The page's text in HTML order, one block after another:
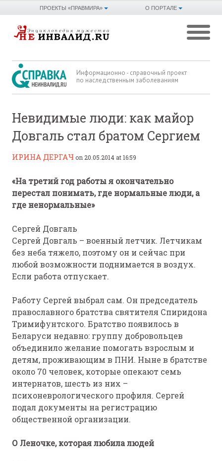
О ПОРТАЛЕ
ПРОЕКТЫ «ПРАВМИРА»
Информационно - справочный проект
по наследственным заболеваниям
Невидимые люди: как майор
Довгаль стал братом Сергием
ИРИНА ДЕРГАЧ on 20.05.2014 at 16:59
«На третий год работы я окончательно
перестал понимать, где нормальные люди, а
где ненормальные»
Сергей Довгаль
Сергей Довгаль – военный летчик. Летчикам
без неба тяжело, поэтому он и сейчас при
любой возможности поднимается в воздух.
Если работа отпускает.
Работу Сергей выбрал сам. Он председатель
православного братства святителя Спиридона
Тримифунтского. Братство появилось в
Беларуси недавно: группу добровольцев
объединило желание помогать взрослым и
детям, проживающим в ПНИ. Ныне в братстве
около 70 человек, которые опекают семь
интернатов, шесть из них –
психоневрологического профиля. Сергей
подал документы на регистрацию
общественной организации.
О Леночке, которая любила людей